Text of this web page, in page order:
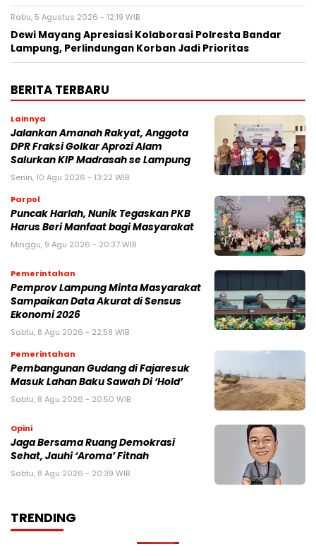
Rabu, 5 Agustus 2026 - 12:19 WIB
Dewi Mayang Apresiasi Kolaborasi Polresta Bandar
Lampung, Perlindungan Korban Jadi Prioritas
BERITA TERBARU
Lainnya
Jalankan Amanah Rakyat, Anggota
DPR Fraksi Golkar Aprozi Alam
Salurkan KIP Madrasah se Lampung
Senin, 10 Agu 2026 - 13:22 WIB
Parpol
Puncak Harlah, Nunik Tegaskan PKB
Harus Beri Manfaat bagi Masyarakat
Minggu, 9 Agu 2026 - 20:37 WIB
Pemerintahan
Pemprov Lampung Minta Masyarakat
Sampaikan Data Akurat di Sensus
Ekonomi 2026
Sabtu, 8 Agu 2026 - 22:58 WIB
Pemerintahan
Pembangunan Gudang di Fajaresuk
Masuk Lahan Baku Sawah Di ‘Hold’
Sabtu, 8 Agu 2026 - 20:50 WIB
Opini
Jaga Bersama Ruang Demokrasi
Sehat, Jauhi ‘Aroma’ Fitnah
Sabtu, 8 Agu 2026 - 20:39 WIB
TRENDING